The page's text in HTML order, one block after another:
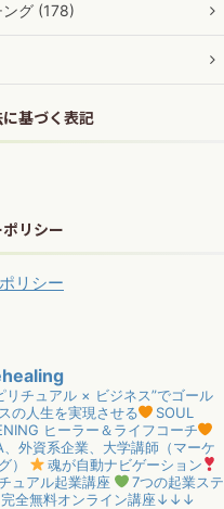
グ (178)
基づく表記
リシー
リシー
リチュアル × ビジネス”でゴール
の人生を実現させる
SOUL
ヒーラー＆ライフコーチ
、外資系企業、大学講師（マーケ
）
魂が自動ナビゲーション
ュアル起業講座
7つの起業ステ
完全無料オンライン講座↓↓↓